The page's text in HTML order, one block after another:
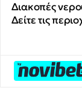
Διακοπές
Δείτε τις